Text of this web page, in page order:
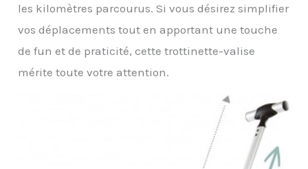
les kilomètres parcourus. Si vous désirez simplifier
vos déplacements tout en apportant une touche
de fun et de praticité, cette trottinette-valise
mérite toute votre attention.